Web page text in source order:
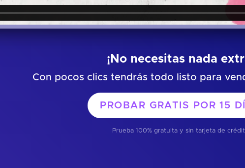
¡No necesitas nada
Con pocos clics tendrás todo listo para
PROBAR GRATIS POR15
Prueba 100% gratuita y sin tarjeta de